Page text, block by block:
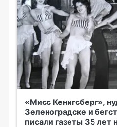
«Мисс Кенигсберг»,
Зеленоградске и
писали газеты 35 лет